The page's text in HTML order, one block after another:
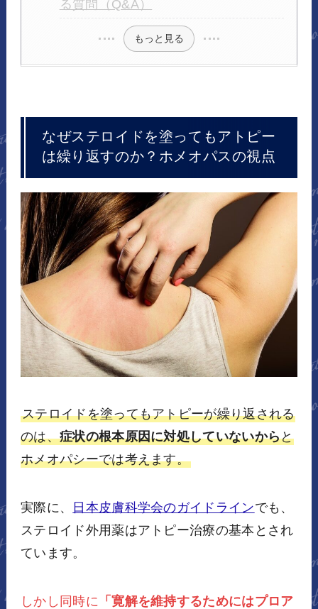
る質問（Q&A）
もっと見る
なぜステロイドを塗ってもアトピー
は繰り返すのか？ホメオパスの視点
ステロイドを塗ってもアトピーが繰り返される
のは、症状の根本原因に対処していないからと
ホメオパシーでは考えます。
実際に、 日本皮膚科学会のガイドラインでも、
ステロイド外用薬はアトピー治療の基本とされ
ています。
しかし同時に 「寛解を維持するためにはプロア